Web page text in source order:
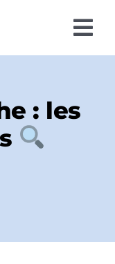
Prestations RH
d’intervention
​: les